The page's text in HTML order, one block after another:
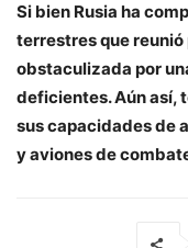
Si bien Rusia ha
terrestres que reunió
obstaculizada por
deficientes. Aún así,
sus capacidades de
y aviones de